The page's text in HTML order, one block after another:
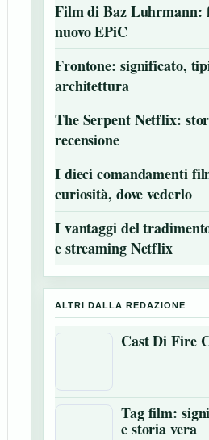
Film di Baz Luhrmann:
nuovo EPiC
Frontone: significato,
architettura
The Serpent Netflix:
recensione
I dieci comandamenti
curiosità, dove vederlo
I vantaggi del
e streaming Netflix
ALTRI DALLA REDAZIONE
Cast Di Fire
Tag film:
e storia vera